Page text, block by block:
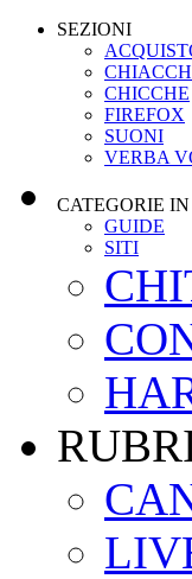
SEZIONI
CHICCHE
FIREFOX
SUONI
VERBA
CATEGORIE
GUIDE
SITI